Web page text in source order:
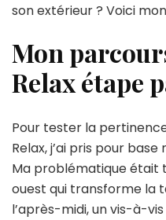
son extérieur ? Voici
Mon
Relax étape
Pour tester la
Relax, j’ai pris pour
Ma problématique était
ouest qui transforme la
l’après-midi, un vis-à-